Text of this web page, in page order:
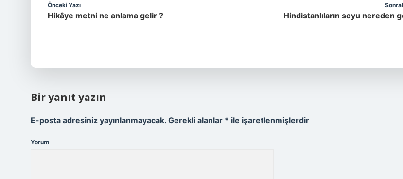
Önceki Yazı
Hikâye metni ne anlama gelir ? Hindistanlıların soyu nereden
Bir yanıt yazın
E-posta adresiniz yayınlanmayacak. Gerekli alanlar * ile işaretlenmişlerdir
Yorum